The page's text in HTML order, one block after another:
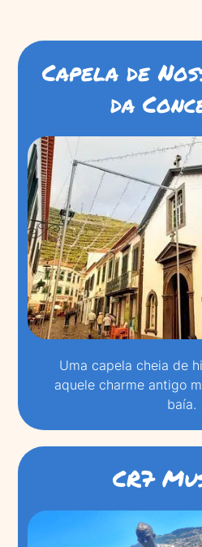
Capela de
da
Uma capela cheia de
aquele charme antigo
baía.
CR7